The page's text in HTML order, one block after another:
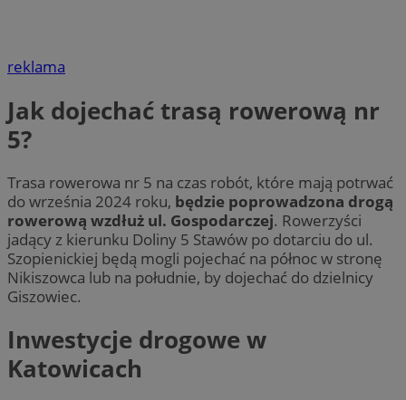
reklama
Jak dojechać trasą rowerową nr
5?
Trasa rowerowa nr 5 na czas robót, które mają potrwać
do września 2024 roku, będzie poprowadzona drogą
rowerową wzdłuż ul. Gospodarczej. Rowerzyści
jadący z kierunku Doliny 5 Stawów po dotarciu do ul.
Szopienickiej będą mogli pojechać na północ w stronę
Nikiszowca lub na południe, by dojechać do dzielnicy
Giszowiec.
Inwestycje drogowe w
Katowicach